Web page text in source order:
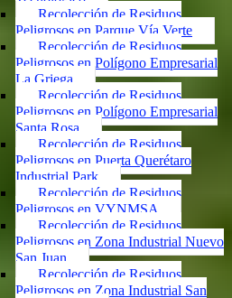
Recolección de Residuos
Peligrosos en Parque Vía Verte
Recolección de Residuos
Peligrosos en Polígono Empresarial
La Griega
Recolección de Residuos
Peligrosos en Polígono Empresarial
Santa Rosa
Recolección de Residuos
Peligrosos en Puerta Querétaro
Industrial Park
Recolección de Residuos
Peligrosos en VYNMSA
Recolección de Residuos
Peligrosos en Zona Industrial Nuevo
San Juan
Recolección de Residuos
Peligrosos en Zona Industrial San